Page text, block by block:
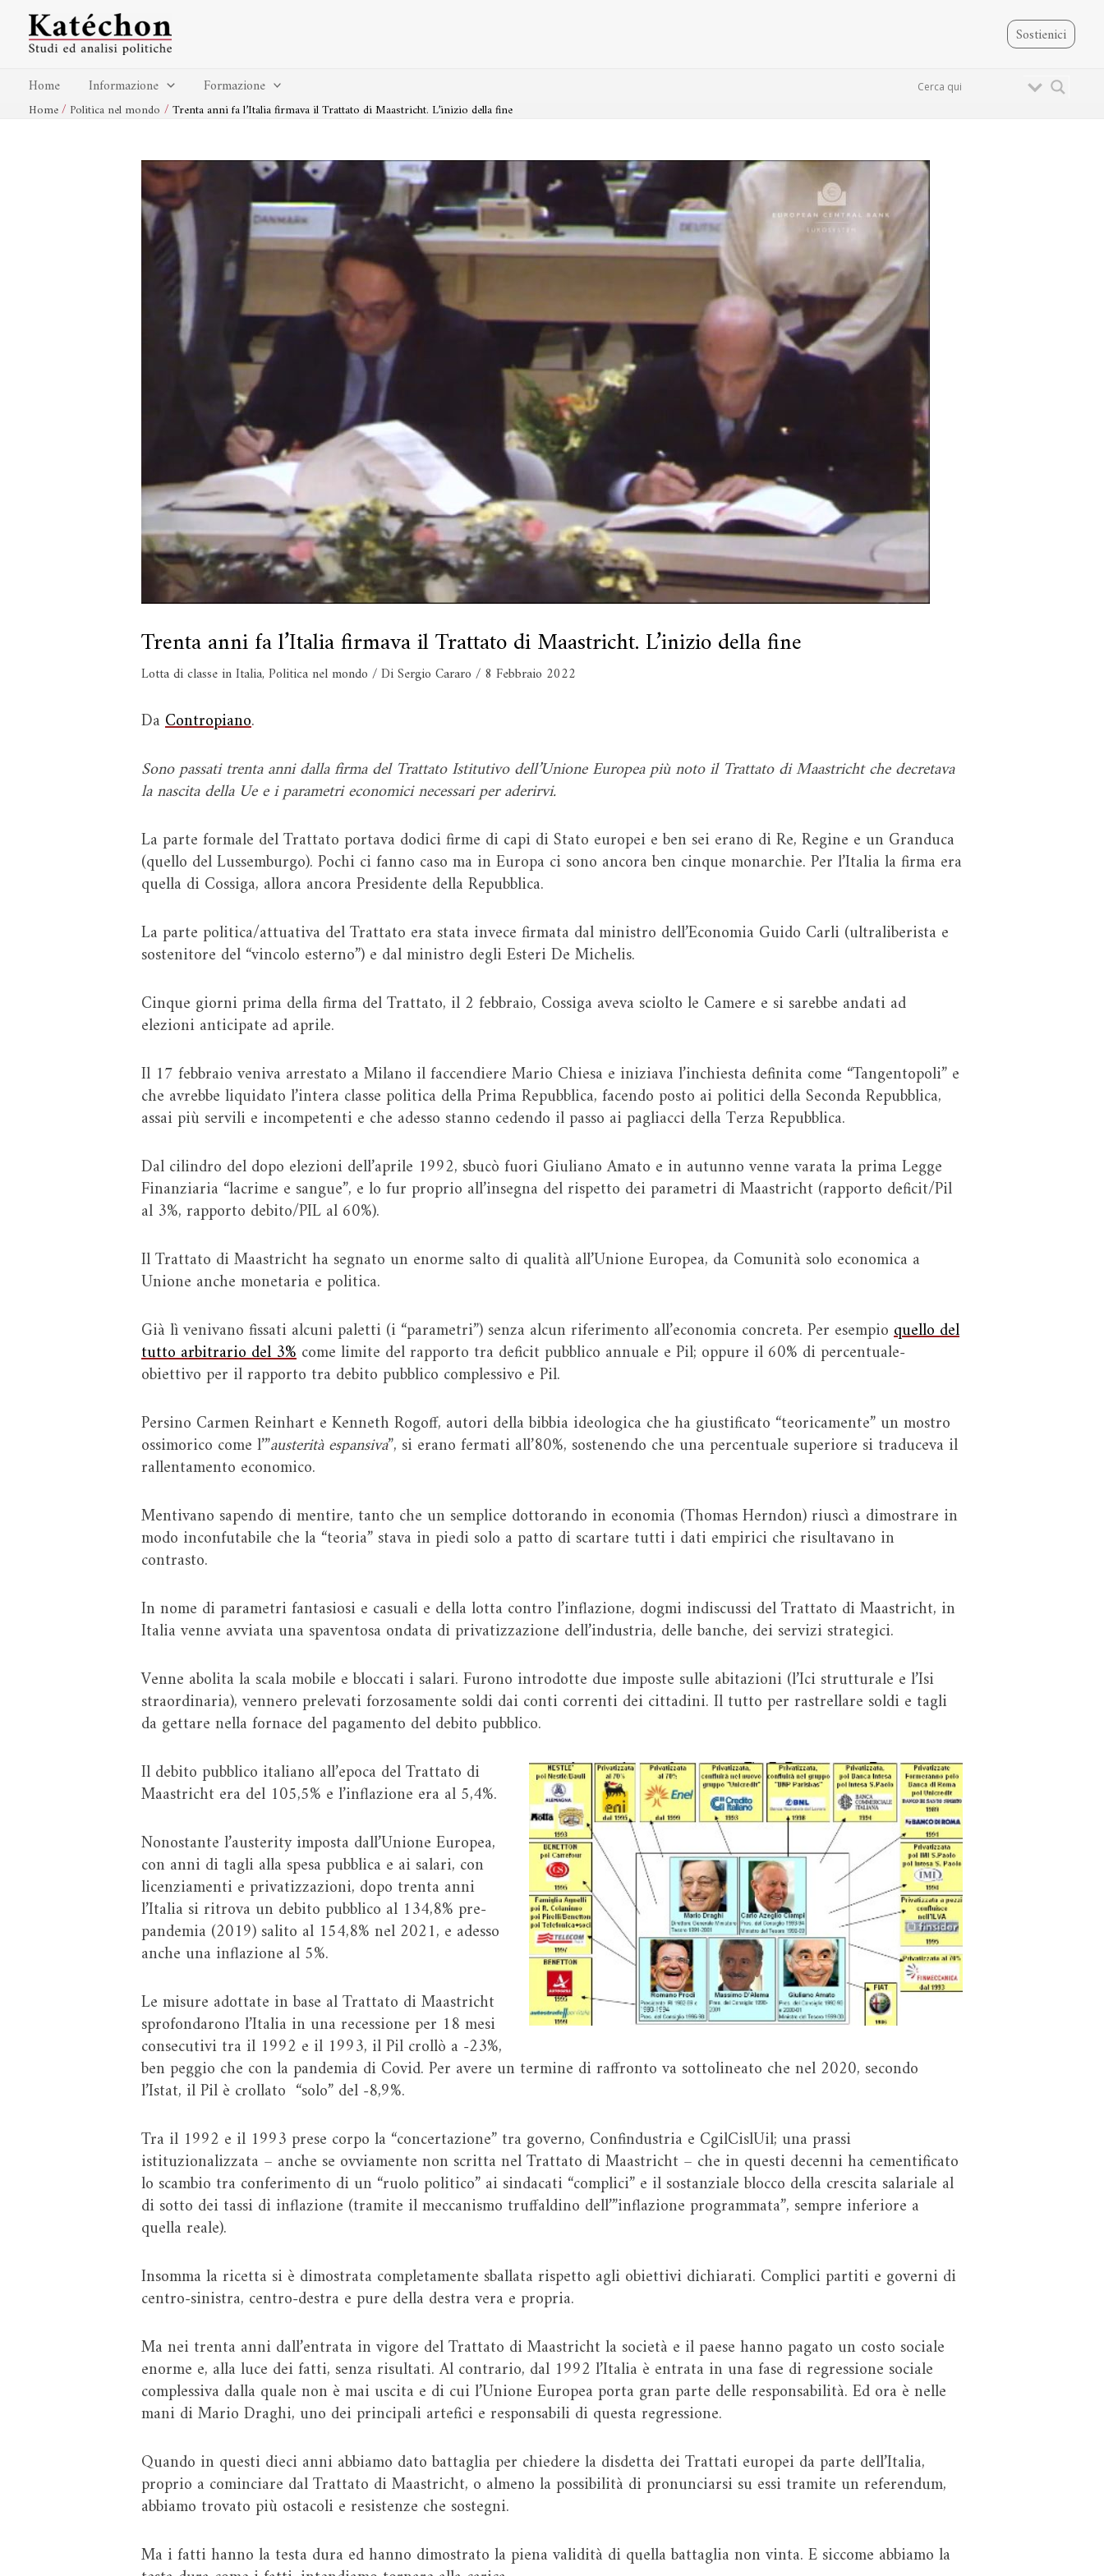
contenuto
Sostienici
Home Informazione Formazione
Home Politica nel mondo Trenta anni fa l’Italia firmava il Trattato di Maastricht. L’inizio della fine
Trenta anni fa l’Italia firmava il Trattato di Maastricht. L’inizio della fine
Lotta di classe in Italia, Politica nel mondo / DiSergio Cararo / 8 Febbraio 2022
Da Contropiano.
Sono passati trenta anni dalla firma del Trattato Istitutivo dell’Unione Europea più noto il Trattato di Maastricht che decretava
la nascita della Ue e i parametri economici necessari per aderirvi.
La parte formale del Trattato portava dodici firme di capi di Stato europei e ben sei erano di Re, Regine e un Granduca
(quello del Lussemburgo). Pochi ci fanno caso ma in Europa ci sono ancora ben cinque monarchie. Per l’Italia la firma era
quella di Cossiga, allora ancora Presidente della Repubblica.
La parte politica/attuativa del Trattato era stata invece firmata dal ministro dell’Economia Guido Carli (ultraliberista e
sostenitore del “vincolo esterno”) e dal ministro degli Esteri De Michelis.
Cinque giorni prima della firma del Trattato, il 2 febbraio, Cossiga aveva sciolto le Camere e si sarebbe andati ad
elezioni anticipate ad aprile.
Il 17 febbraio veniva arrestato a Milano il faccendiere Mario Chiesa e iniziava l’inchiesta definita come “Tangentopoli” e
che avrebbe liquidato l’intera classe politica della Prima Repubblica, facendo posto ai politici della Seconda Repubblica,
assai più servili e incompetenti e che adesso stanno cedendo il passo ai pagliacci della Terza Repubblica.
Dal cilindro del dopo elezioni dell’aprile 1992, sbucò fuori Giuliano Amato e in autunno venne varata la prima Legge
Finanziaria “lacrime e sangue”, e lo fur proprio all’insegna del rispetto dei parametri di Maastricht (rapporto deficit/Pil
al 3%, rapporto debito/PIL al 60%).
Il Trattato di Maastricht ha segnato un enorme salto di qualità all’Unione Europea, da Comunità solo economica a
Unione anche monetaria e politica.
Già lì venivano fissati alcuni paletti (i “parametri”) senza alcun riferimento all’economia concreta. Per esempio quello del
tutto arbitrario del 3% come limite del rapporto tra deficit pubblico annuale e Pil; oppure il 60% di percentuale-
obiettivo per il rapporto tra debito pubblico complessivo e Pil.
Persino Carmen Reinhart e Kenneth Rogoff, autori della bibbia ideologica che ha giustificato “teoricamente” un mostro
ossimorico come l’”austerità espansiva”, si erano fermati all’80%, sostenendo che una percentuale superiore si traduceva il
rallentamento economico.
Mentivano sapendo di mentire, tanto che un semplice dottorando in economia (Thomas Herndon) riuscì a dimostrare in
modo inconfutabile che la “teoria” stava in piedi solo a patto di scartare tutti i dati empirici che risultavano in
contrasto.
In nome di parametri fantasiosi e casuali e della lotta contro l’inflazione, dogmi indiscussi del Trattato di Maastricht, in
Italia venne avviata una spaventosa ondata di privatizzazione dell’industria, delle banche, dei servizi strategici.
Venne abolita la scala mobile e bloccati i salari. Furono introdotte due imposte sulle abitazioni (l’Ici strutturale e l’Isi
straordinaria), vennero prelevati forzosamente soldi dai conti correnti dei cittadini. Il tutto per rastrellare soldi e tagli
da gettare nella fornace del pagamento del debito pubblico.
Il debito pubblico italiano all’epoca del Trattato di
Maastricht era del 105,5% e l’inflazione era al 5,4%.
Nonostante l’austerity imposta dall’Unione Europea,
con anni di tagli alla spesa pubblica e ai salari, con
licenziamenti e privatizzazioni, dopo trenta anni
l’Italia si ritrova un debito pubblico al 134,8% pre-
pandemia (2019) salito al 154,8% nel 2021, e adesso
anche una inflazione al 5%.
Le misure adottate in base al Trattato di Maastricht
sprofondarono l’Italia in una recessione per 18 mesi
consecutivi tra il 1992 e il 1993, il Pil crollò a -23%,
ben peggio che con la pandemia di Covid. Per avere un termine di raffronto va sottolineato che nel 2020, secondo
l’Istat, il Pil è crollato “solo” del -8,9%.
Tra il 1992 e il 1993 prese corpo la “concertazione” tra governo, Confindustria e CgilCislUil; una prassi
istituzionalizzata – anche se ovviamente non scritta nel Trattato di Maastricht – che in questi decenni ha cementificato
lo scambio tra conferimento di un “ruolo politico” ai sindacati “complici” e il sostanziale blocco della crescita salariale al
di sotto dei tassi di inflazione (tramite il meccanismo truffaldino dell’”inflazione programmata”, sempre inferiore a
quella reale).
Insomma la ricetta si è dimostrata completamente sballata rispetto agli obiettivi dichiarati. Complici partiti e governi di
centro-sinistra, centro-destra e pure della destra vera e propria.
Ma nei trenta anni dall’entrata in vigore del Trattato di Maastricht la società e il paese hanno pagato un costo sociale
enorme e, alla luce dei fatti, senza risultati. Al contrario, dal 1992 l’Italia è entrata in una fase di regressione sociale
complessiva dalla quale non è mai uscita e di cui l’Unione Europea porta gran parte delle responsabilità. Ed ora è nelle
mani di Mario Draghi, uno dei principali artefici e responsabili di questa regressione.
Quando in questi dieci anni abbiamo dato battaglia per chiedere la disdetta dei Trattati europei da parte dell’Italia,
proprio a cominciare dal Trattato di Maastricht, o almeno la possibilità di pronunciarsi su essi tramite un referendum,
abbiamo trovato più ostacoli e resistenze che sostegni.
Ma i fatti hanno la testa dura ed hanno dimostrato la piena validità di quella battaglia non vinta. E siccome abbiamo la
articoli